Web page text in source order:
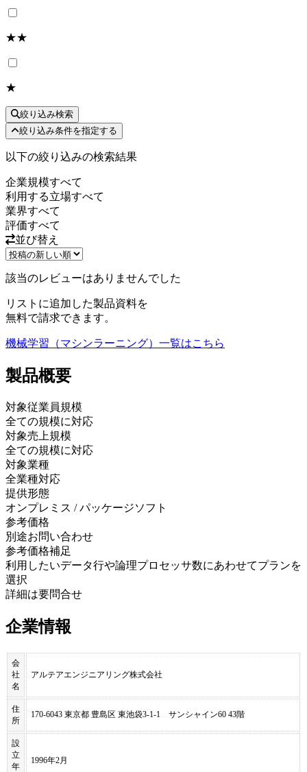
★★
★
絞り込み検索
絞り込み条件を指定する
以下の絞り込みの検索結果
企業規模すべて
利用する立場すべて
業界すべて
評価すべて
並び替え
該当のレビューはありませんでした
リストに追加した製品資料を
無料で請求できます。
機械学習（マシンラーニング） 一覧はこちら
製品概要
対象従業員規模
全ての規模に対応
対象売上規模
全ての規模に対応
対象業種
全業種対応
提供形態
オンプレミス / パッケージソフト
参考価格
別途お問い合わせ
参考価格補足
利用したいデータ行や論理プロセッサ数にあわせてプランを
選択
詳細は要問合せ
企業情報
会
社
名
アルテアエンジニアリング株式会社
住
所
170-6043 東京都 豊島区 東池袋3-1-1 サンシャイン60 43階
設
立
年
1996年2月